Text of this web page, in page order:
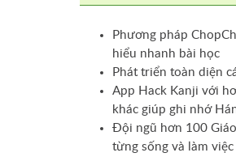
Phương pháp
hiểu nhanh bài học
Phát triển toàn diện
App Hack Kanji với
khác giúp ghi nhớ
Đội ngũ hơn 100
từng sống và làm